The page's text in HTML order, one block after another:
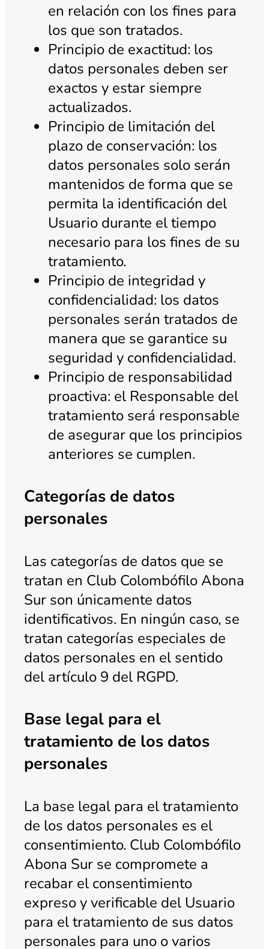
en relación con los fines para
los que son tratados.
Principio de exactitud: los
datos personales deben ser
exactos y estar siempre
actualizados.
Principio de limitación del
plazo de conservación: los
datos personales solo serán
mantenidos de forma que se
permita la identificación del
Usuario durante el tiempo
necesario para los fines de su
tratamiento.
Principio de integridad y
confidencialidad: los datos
personales serán tratados de
manera que se garantice su
seguridad y confidencialidad.
Principio de responsabilidad
proactiva: el Responsable del
tratamiento será responsable
de asegurar que los principios
anteriores se cumplen.
Categorías de datos
personales
Las categorías de datos que se
tratan en Club Colombófilo Abona
Sur son únicamente datos
identificativos. En ningún caso, se
tratan categorías especiales de
datos personales en el sentido
del artículo 9 del RGPD.
Base legal para el
tratamiento de los datos
personales
La base legal para el tratamiento
de los datos personales es el
consentimiento. Club Colombófilo
Abona Sur se compromete a
recabar el consentimiento
expreso y verificable del Usuario
para el tratamiento de sus datos
personales para uno o varios